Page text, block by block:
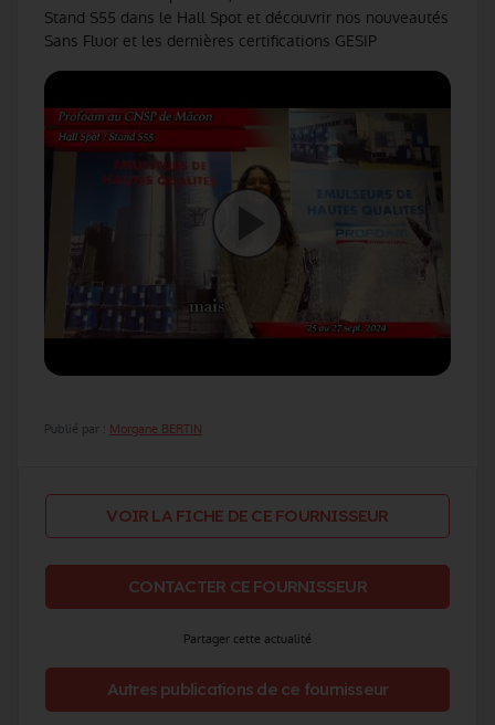
Stand S55 dans le Hall Spot et découvrir nos nouveautés
Sans Fluor et les dernières certifications GESIP
Publié par : Morgane BERTIN
VOIR LA FICHE DE CE FOURNISSEUR
CONTACTER CE FOURNISSEUR
Partager cette actualité
Autres publications de ce fournisseur